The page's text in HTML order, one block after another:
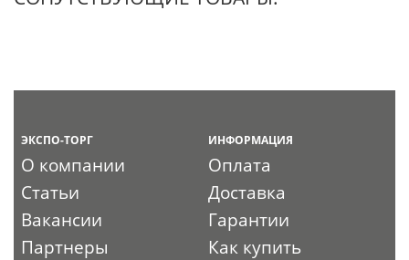
ЭКСПО-ТОРГ
О компании
Статьи
Вакансии
Партнеры
ИНФОРМАЦИЯ
Оплата
Доставка
Гарантии
Как купить